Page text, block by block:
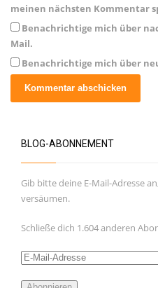
meinen nächsten Kommentar
Benachrichtige mich über
Mail.
Benachrichtige mich über
BLOG-ABONNEMENT
Gib bitte deine E-Mail-Adresse
versäumen.
Schließe dich 1.604 anderen
E-